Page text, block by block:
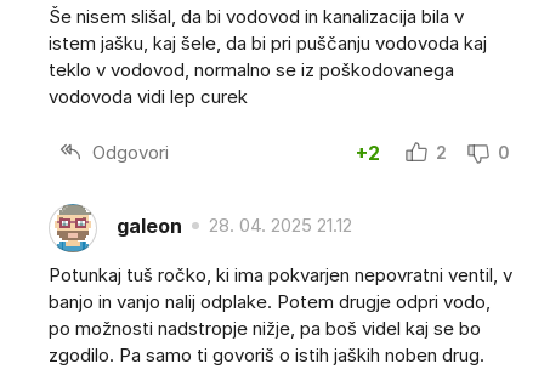
Še nisem slišal, da bi vodovod in kanalizacija bila v
istem jašku, kaj šele, da bi pri puščanju vodovoda kaj
teklo v vodovod, normalno se iz poškodovanega
vodovoda vidi lep curek
Odgovori +2 2 0
galeon 28. 04. 2025 21.12
Potunkaj tuš ročko, ki ima pokvarjen nepovratni ventil, v
banjo in vanjo nalij odplake. Potem drugje odpri vodo,
po možnosti nadstropje nižje, pa boš videl kaj se bo
zgodilo. Pa samo ti govoriš o istih jaških noben drug.